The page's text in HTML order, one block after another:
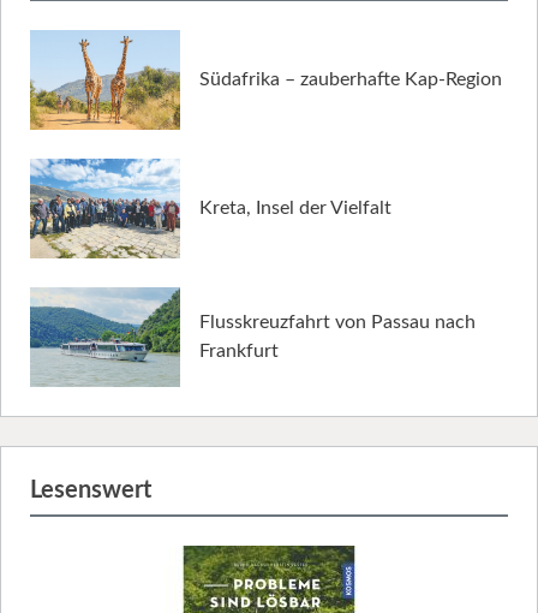
Südafrika – zauberhafte Kap-Region
Kreta, Insel der Vielfalt
Flusskreuzfahrt von Passau nach
Frankfurt
Lesenswert